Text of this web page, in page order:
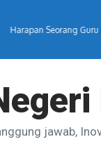
Seorang Guru
jawab,